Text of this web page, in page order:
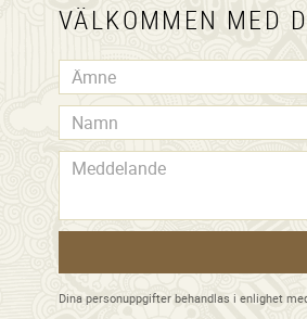
VÄLKOMMEN MED
Dina personuppgifter behandlas i enlighet